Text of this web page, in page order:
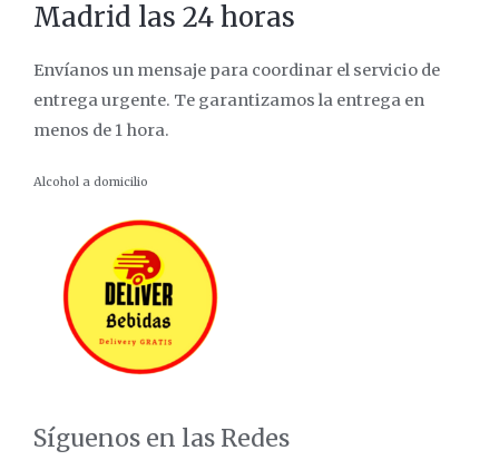
Madrid las 24 horas
Envíanos un mensaje para coordinar el servicio de
entrega urgente. Te garantizamos la entrega en
menos de 1 hora.
Alcohol a domicilio
Síguenos en las Redes